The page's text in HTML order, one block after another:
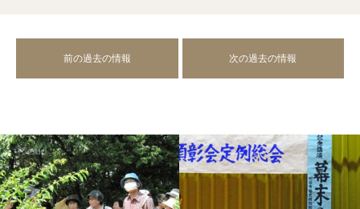
前の過去の情報 次の過去の情報